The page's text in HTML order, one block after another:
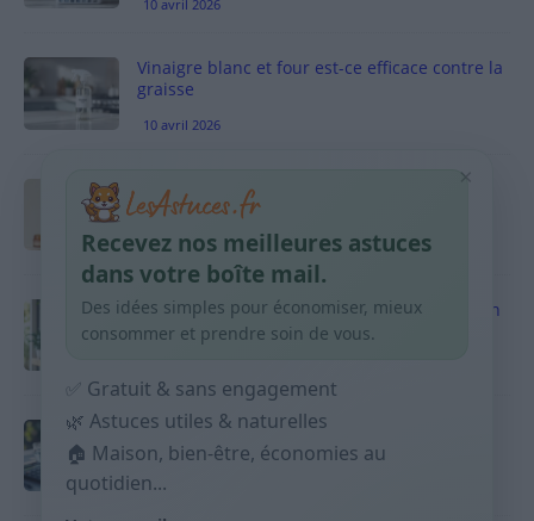
10 avril 2026
Vinaigre blanc et four est-ce efficace contre la
graisse
10 avril 2026
Taches pigmentaires : routine simple +
habitudes qui aident
9 avril 2026
Produits ménagers : comment économiser en
courses sans acheter 10 sprays
Budget mensuel : méthode rapide pour
répartir son salaire dès le jour de paie
9 avril 2026
×
Recevez nos meilleures astuces
dans votre boîte mail.
Des idées simples pour économiser, mieux
consommer et prendre soin de vous.
✅ Gratuit & sans engagement
🌿 Astuces utiles & naturelles
🏠 Maison, bien-être, économies au
quotidien...